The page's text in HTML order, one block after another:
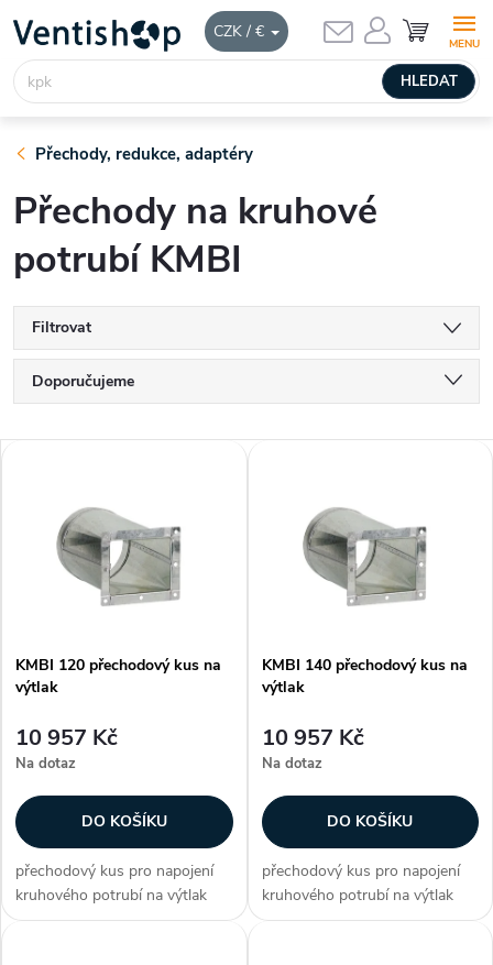
CZK / €
obsah
HLEDAT
NÁKUPNÍ
KOŠÍK
Přechody, redukce, adaptéry
Přechody na kruhové
potrubí KMBI
Filtrovat
Ř
a
í
p
r
o
d
u
Doporučujeme
Nejprodávanější
Abecedně
s
p
r
o
d
KMBI 120 přechodový kus na
výtlak
10 957 Kč
Na dotaz
DO KOŠÍKU
přechodový kus pro napojení
kruhového potrubí na výtlak
pro ventilátory CMB/CMT
KMBI 140 přechodový kus na
výtlak
10 957 Kč
Na dotaz
DO KOŠÍKU
přechodový kus pro napojení
kruhového potrubí na výtlak
pro ventilátory CMB/CMT